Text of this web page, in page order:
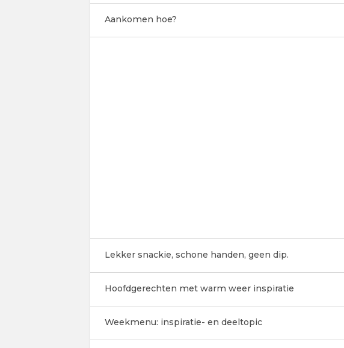
Aankomen hoe?
Lekker snackie, schone handen, geen dip.
Hoofdgerechten met warm weer inspiratie
Weekmenu: inspiratie- en deeltopic